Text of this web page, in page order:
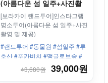
(아름다운 섬 일주+사진촬
영 및 제공) - 조인투어
[보라카이 랜드투어]인스타그램
명소투어(아름다운 섬 일주+사진
촬영 및 제공)
#랜드투어 #동물원 #섬일주 #루
호산 #푸카비치 #맹글로브숲 #
육상투어 #드니위드
43,680원 39,000원